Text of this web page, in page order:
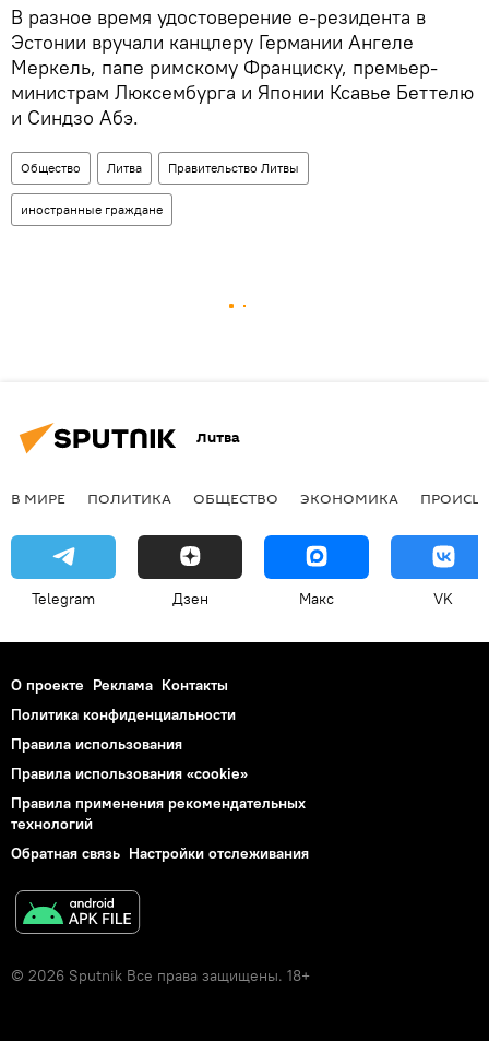
В разное время удостоверение e-резидента в
Эстонии вручали канцлеру Германии Ангеле
Меркель, папе римскому Франциску, премьер-
министрам Люксембурга и Японии Ксавье Беттелю
и Синдзо Абэ.
Общество Литва Правительство Литвы
иностранные граждане
Литва
В МИРЕ ПОЛИТИКА ОБЩЕСТВО ЭКОНОМИКА
Telegram Дзен Макс VK
О проекте Реклама Контакты
Политика конфиденциальности
Правила использования
Правила использования «cookie»
Правила применения рекомендательных
технологий
Обратная связь Настройки отслеживания
© 2026 Sputnik Все права защищены. 18+